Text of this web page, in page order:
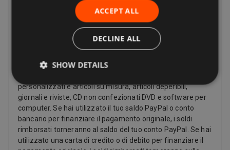
forniti immediatamente con il riconoscimento e di altri
articoli come video, DVD, audio, videogiochi, prodotti Sex
and Sensuality e prodotti software in cui l'oggetto è stato
I venditori devono offrire un rimborso per determinati
personalizzati e articoli su misura, articoli deperibili,
giornali e riviste, CD non confezionati DVD e software per
computer. Se hai utilizzato il tuo saldo PayPal o conto
bancario per finanziare il pagamento originale, i soldi
rimborsati torneranno al saldo del tuo conto PayPal. Se hai
utilizzato una carta di credito o di debito per finanziare il
ACCEPT ALL
DECLINE ALL
SHOW DETAILS